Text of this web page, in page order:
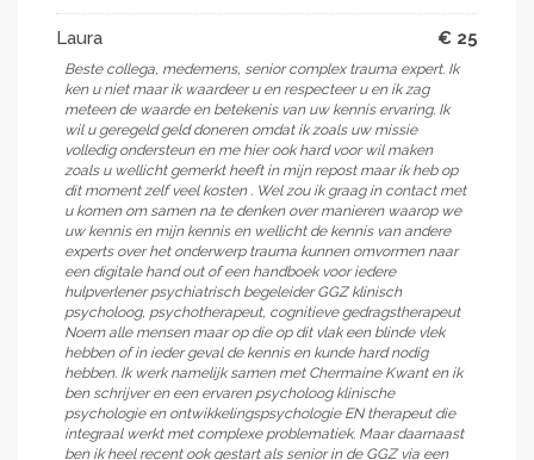
Laura € 25
Beste collega, medemens, senior complex trauma expert. Ik
ken u niet maar ik waardeer u en respecteer u en ik zag
meteen de waarde en betekenis van uw kennis ervaring. Ik
wil u geregeld geld doneren omdat ik zoals uw missie
volledig ondersteun en me hier ook hard voor wil maken
zoals u wellicht gemerkt heeft in mijn repost maar ik heb op
dit moment zelf veel kosten . Wel zou ik graag in contact met
u komen om samen na te denken over manieren waarop we
uw kennis en mijn kennis en wellicht de kennis van andere
experts over het onderwerp trauma kunnen omvormen naar
een digitale hand out of een handboek voor iedere
hulpverlener psychiatrisch begeleider GGZ klinisch
psycholoog, psychotherapeut, cognitieve gedragstherapeut
Noem alle mensen maar op die op dit vlak een blinde vlek
hebben of in ieder geval de kennis en kunde hard nodig
hebben. Ik werk namelijk samen met Chermaine Kwant en ik
ben schrijver en een ervaren psycholoog klinische
psychologie en ontwikkelingspsychologie EN therapeut die
integraal werkt met complexe problematiek. Maar daarnaast
ben ik heel recent ook gestart als senior in de GGZ via een